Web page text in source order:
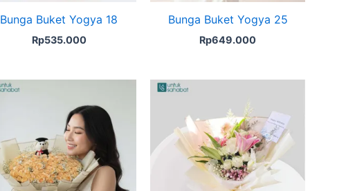
Bunga Buket Yogya 18
Rp535.000
Bunga Buket Yogya 25
Rp649.000